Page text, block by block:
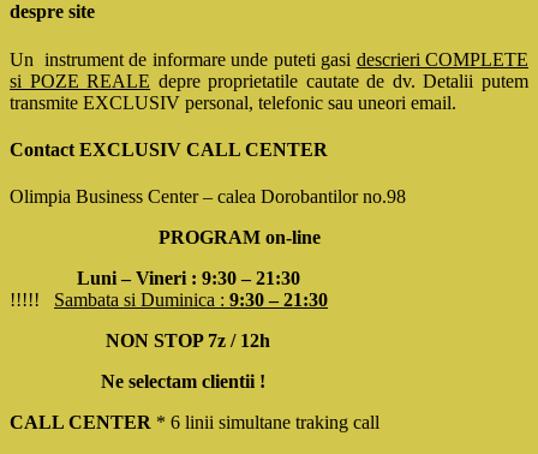
despre site
Un instrument de informare unde puteti gasi descrieri COMPLETE
si POZE REALE depre proprietatile cautate de dv. Detalii putem
transmite EXCLUSIV personal, telefonic sau uneori email.
Contact EXCLUSIV CALL CENTER
Olimpia Business Center – calea Dorobantilor no.98
PROGRAM on-line
Luni – Vineri : 9:30 – 21:30
!!!!! Sambata si Duminica : 9:30 – 21:30
NON STOP 7z / 12h
Ne selectam clientii !
CALL CENTER * 6 linii simultane traking call